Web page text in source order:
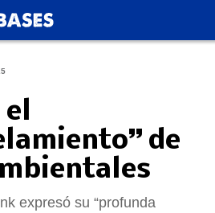
el
de
expresó su “profunda